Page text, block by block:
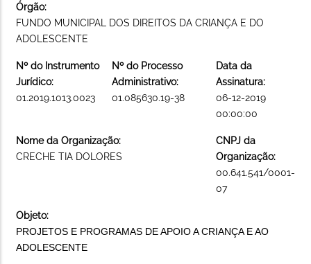
Órgão:
FUNDO MUNICIPAL DOS DIREITOS DA CRIANÇA E DO
ADOLESCENTE
Nº do Instrumento
Jurídico:
01.2019.1013.0023
Nº do Processo
Administrativo:
01.085630.19-38
Data da
Assinatura:
06-12-2019
00:00:00
Nome da Organização:
CRECHE TIA DOLORES
CNPJ da
Organização:
00.641.541/0001-
07
Objeto:
PROJETOS E PROGRAMAS DE APOIO A CRIANÇA E AO
ADOLESCENTE